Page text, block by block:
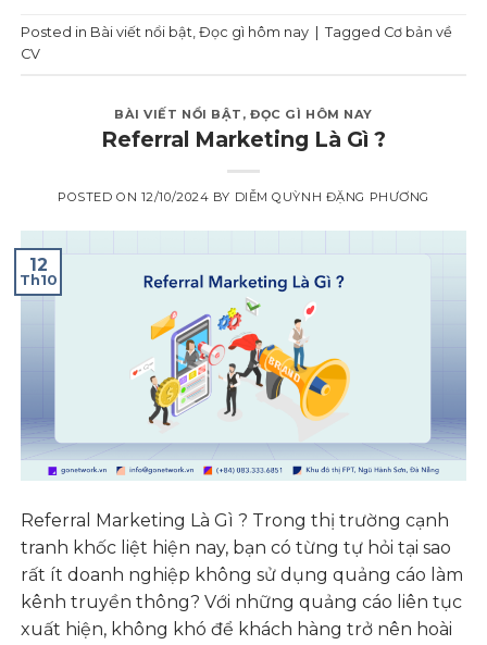
Posted in Bài viết nổi bật ,Đọc gì hôm nay Tagged Cơ bản về
CV
BÀI VIẾT NỔI BẬT ,ĐỌC GÌ HÔM NAY
Referral Marketing Là Gì ?
POSTED ON 12/10/2024 BY DIỄM QUỲNH ĐẶNG PHƯƠNG
12
Th10
Referral Marketing Là Gì ? Trong thị trường cạnh
tranh khốc liệt hiện nay, bạn có từng tự hỏi tại sao
rất ít doanh nghiệp không sử dụng quảng cáo làm
kênh truyền thông? Với những quảng cáo liên tục
xuất hiện, không khó để khách hàng trở nên hoài